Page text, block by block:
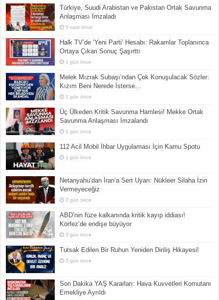
Türkiye, Suudi Arabistan ve Pakistan Ortak Savunma
Anlaşması İmzaladı
5 saat önce
Halk TV’de ‘Yeni Parti’ Hesabı: Rakamlar Toplanınca
Ortaya Çıkan Sonuç Şaşırttı
1 gün önce
Melek Mızrak Subaşı’ndan Çok Konuşulacak Sözler:
Kızım Beni Nerede İsterse…
1 gün önce
Üç Ülkeden Kritik Savunma Hamlesi! Mekke Ortak
Savunma Anlaşması İmzalandı
1 gün önce
112 Acil Mobil İhbar Uygulaması İçin Kamu Spotu
1 gün önce
Netanyahu’dan İran’a Sert Uyarı: Nükleer Silaha İzin
Vermeyeceğiz
2 gün önce
ABD’nin füze kalkanında kritik kayıp iddiası!
Körfez’de endişe büyüyor
3 gün önce
Tutsak Edilen Bir Ruhun Yeniden Diriliş Hikayesi!
3 gün önce
Son Dakika YAŞ Kararları: Hava Kuvvetleri Komutanı
Emekliye Ayrıldı